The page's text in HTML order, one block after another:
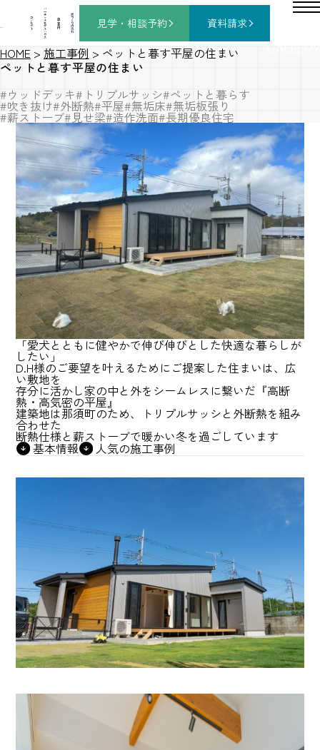
コ
ン
セ
プ
ト
バ
ー
チ
ャ
ル
モ
デ
ル
ハ
ウ
ス
施
工
事
例
家
づ
く
り
の
流
れ
見学・相談予約 資料請求
HOME > 施工事例 > ペットと暮す平屋の住まい
ペットと暮す平屋の住まい
#ウッドデッキ#トリプルサッシ#ペットと暮らす
#吹き抜け#外断熱#平屋#無垢床#無垢板張り
#薪ストーブ#見せ梁#造作洗面#長期優良住宅
「愛犬とともに健やかで伸び伸びとした快適な暮らしが
したい」
D.H様のご要望を叶えるためにご提案した住まいは、広
い敷地を
存分に活かし家の中と外をシームレスに繋いだ『高断
熱・高気密の平屋』
建築地は那須町のため、トリプルサッシと外断熱を組み
合わせた
断熱仕様と薪ストーブで暖かい冬を過ごしています
基本情報 人気の施工事例